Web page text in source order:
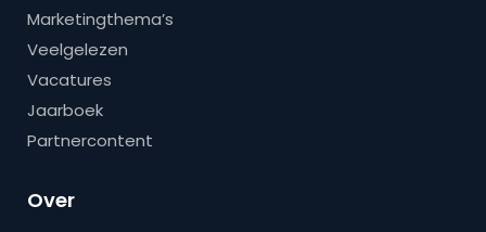
Marketingthema’s
Veelgelezen
Vacatures
Jaarboek
Partnercontent
Over